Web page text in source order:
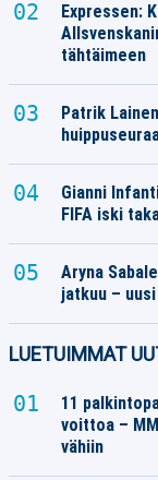
Expressen:
tähtäimeen
Patrik
Gianni
FIFA iski
Aryna
jatkuu –
LUETUIMMAT
11
voittoa –
vähiin